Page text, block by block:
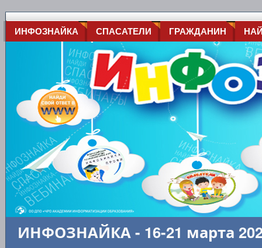
ИНФОЗНАЙКА СПАСАТЕЛИ ГРАЖДАНИН
ИНФОЗНАЙКА - 16-21 марта